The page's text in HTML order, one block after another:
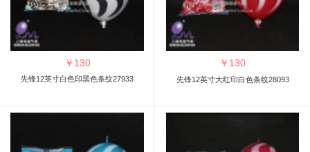
￥ 130
先锋12英寸白色印黑色条纹27933
￥ 130
先锋12英寸大红印白色条纹28093